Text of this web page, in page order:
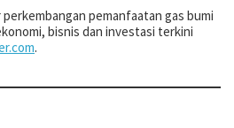
pemanfaatan gas bumi
bisnis dan investasi terkini
.